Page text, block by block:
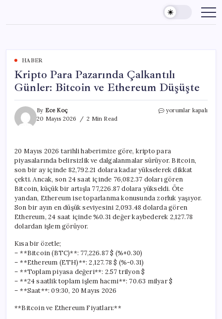
content
HABER
Kripto Para Pazarında Çalkantılı
Günler: Bitcoin ve Ethereum Düşüşte
By Ece Koç
20 Mayıs 2026
2 Min Read
Kripto
Bitcoin
ve
Ethereum
Düşüşte
için
yorumlar kapalı
20 Mayıs 2026 tarihli haberimize göre, kripto para
piyasalarında belirsizlik ve dalgalanmalar sürüyor. Bitcoin,
son bir ay içinde 82,792.21 dolara kadar yükselerek dikkat
çekti. Ancak, son 24 saat içinde 76,082.37 doları gören
Bitcoin, küçük bir artışla 77,226.87 dolara yükseldi. Öte
yandan, Ethereum ise toparlanma konusunda zorluk yaşıyor.
Son bir ayın en düşük seviyesini 2,093.48 dolarda gören
Ethereum, 24 saat içinde %0.31 değer kaybederek 2,127.78
dolardan işlem görüyor.
Kısa bir özetle;
– **Bitcoin (BTC)**: 77,226.87 $ (%+0.30)
– **Ethereum (ETH)**: 2,127.78 $ (%-0.31)
– **Toplam piyasa değeri**: 2.57 trilyon $
– **24 saatlik toplam işlem hacmi**: 70.63 milyar $
– **Saat**: 09:30, 20 Mayıs 2026
**Bitcoin ve Ethereum Fiyatları:**